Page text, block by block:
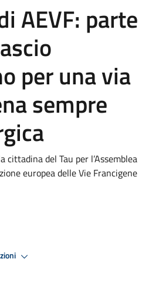
AEVF: parte
per una via
sempre
cittadina del Tau per l’Assemblea
europea delle Vie Francigene